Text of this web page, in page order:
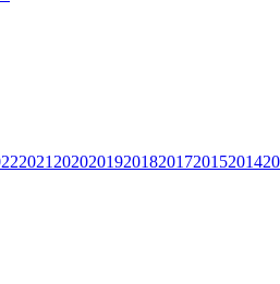
2021 202020192018201720152014